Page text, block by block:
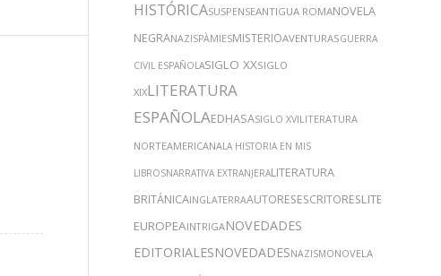
HISTÓRICASUSPENSEANTIGUA ROMANOVELA
NEGRANAZISPÀMIESMISTERIOAVENTURASGUERRA
CIVIL ESPAÑOLASIGLO XXSIGLO
XIXLITERATURA
ESPAÑOLAEDHASASIGLO XVILITERATURA
NORTEAMERICANALA HISTORIA EN MIS
LIBROSNARRATIVA EXTRANJERALITERATURA
BRITÁNICAINGLATERRAAUTORESESCRITORESLITERATURA
EUROPEAINTRIGANOVEDADES
EDITORIALESNOVEDADESNAZISMONOVELA